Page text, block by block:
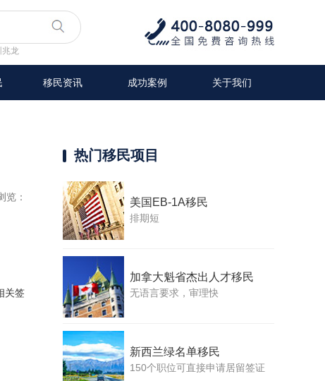
兆龙
移民资讯 成功案例 关于我们
览：
关签
热门移民项目
美国EB-1A移民
排期短
加拿大魁省杰出人才移民
无语言要求，审理快
新西兰绿名单移民
150个职位可直接申请居留签证